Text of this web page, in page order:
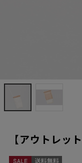
【アウトレッ